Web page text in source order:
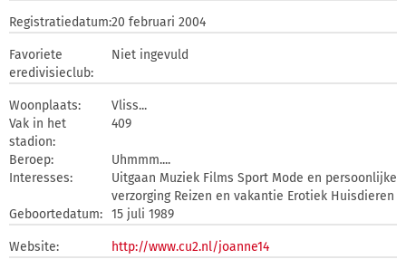
Registratiedatum:20 februari 2004
Favoriete
eredivisieclub:
Niet ingevuld
Woonplaats:
Vliss...
Vak in het
stadion:
409
Beroep:
Uhmmm....
Interesses:
Uitgaan Muziek Films Sport Mode en persoonlijke
verzorging Reizen en vakantie Erotiek Huisdieren
Geboortedatum: 15 juli 1989
Website: http://www.cu2.nl/joanne14